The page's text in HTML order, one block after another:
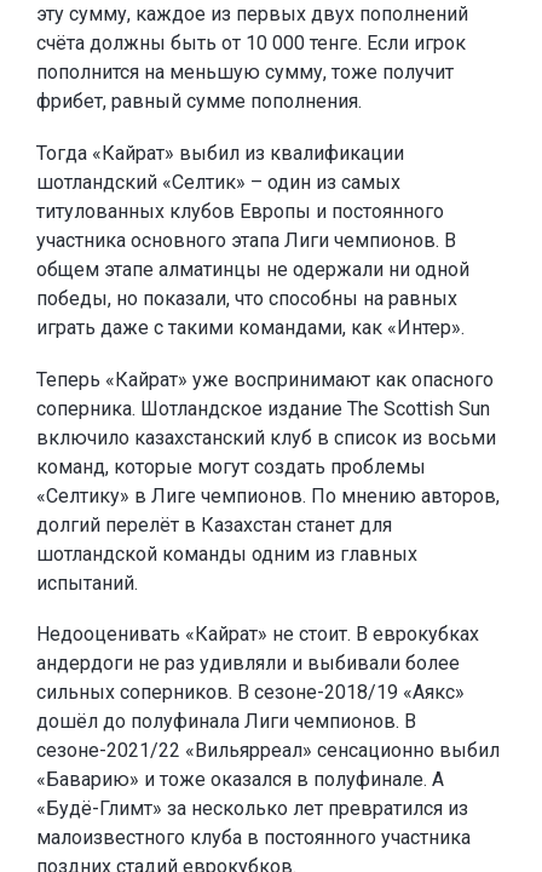
эту сумму, каждое из первых двух пополнений
счёта должны быть от 10 000 тенге. Если игрок
пополнится на меньшую сумму, тоже получит
фрибет, равный сумме пополнения.
Тогда «Кайрат» выбил из квалификации
шотландский «Селтик» – один из самых
титулованных клубов Европы и постоянного
участника основного этапа Лиги чемпионов. В
общем этапе алматинцы не одержали ни одной
победы, но показали, что способны на равных
играть даже с такими командами, как «Интер».
Теперь «Кайрат» уже воспринимают как опасного
соперника. Шотландское издание The Scottish Sun
включило казахстанский клуб в список из восьми
команд, которые могут создать проблемы
«Селтику» в Лиге чемпионов. По мнению авторов,
долгий перелёт в Казахстан станет для
шотландской команды одним из главных
испытаний.
Недооценивать «Кайрат» не стоит. В еврокубках
андердоги не раз удивляли и выбивали более
сильных соперников. В сезоне-2018/19 «Аякс»
дошёл до полуфинала Лиги чемпионов. В
сезоне-2021/22 «Вильярреал» сенсационно выбил
«Баварию» и тоже оказался в полуфинале. А
«Будё-Глимт» за несколько лет превратился из
малоизвестного клуба в постоянного участника
поздних стадий еврокубков.